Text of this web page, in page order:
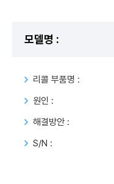
모델명 :
리콜 부품명 :
원인 :
해결방안 :
S/N :